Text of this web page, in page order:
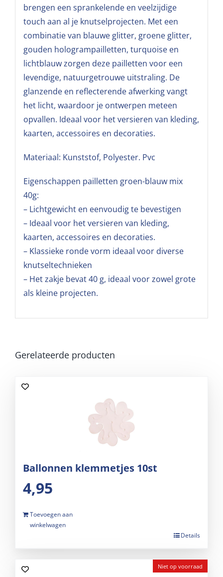
brengen een sprankelende en veelzijdige
touch aan al je knutselprojecten. Met een
combinatie van blauwe glitter, groene glitter,
gouden hologrampailletten, turquoise en
lichtblauw zorgen deze pailletten voor een
levendige, natuurgetrouwe uitstraling. De
glanzende en reflecterende afwerking vangt
het licht, waardoor je ontwerpen meteen
opvallen. Ideaal voor het versieren van kleding,
kaarten, accessoires en decoraties.
Materiaal: Kunststof, Polyester. Pvc
Eigenschappen pailletten groen-blauw mix
40g:
– Lichtgewicht en eenvoudig te bevestigen
– Ideaal voor het versieren van kleding,
kaarten, accessoires en decoraties.
– Klassieke ronde vorm ideaal voor diverse
knutseltechnieken
– Het zakje bevat 40 g, ideaal voor zowel grote
als kleine projecten.
Gerelateerde producten
Ballonnen klemmetjes 10st
4,95
Toevoegen aan
winkelwagen
Details
Niet op voorraad